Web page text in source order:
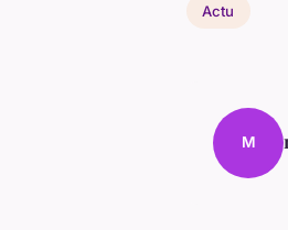
Actu
M